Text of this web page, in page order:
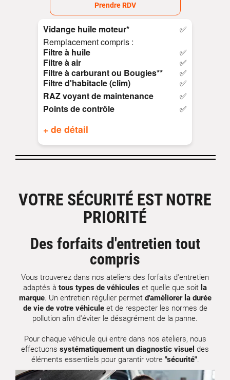
Prendre RDV
Vidange huile moteur*
✅
Remplacement compris :
Filtre à huile
✅
Filtre à air
✅
Filtre à carburant ou Bougies**
✅
Filtre d'habitacle (clim)
✅
RAZ voyant de maintenance
✅
Points de contrôle
✅
+ de détail
VOTRE SÉCURITÉ EST NOTRE
PRIORITÉ
Des forfaits d'entretien tout
compris
Vous trouverez dans nos ateliers des forfaits d'entretien
adaptés à tous types de véhicules et quelle que soit la
marque. Un entretien régulier permet d'améliorer la durée
de vie de votre véhiculeet de respecter les normes de
pollution afin d'éviter le désagrément de la panne.
Pour chaque véhicule qui entre dans nos ateliers, nous
effectuons systématiquement un diagnostic visuel des
éléments essentiels pour garantir votre "sécurité".